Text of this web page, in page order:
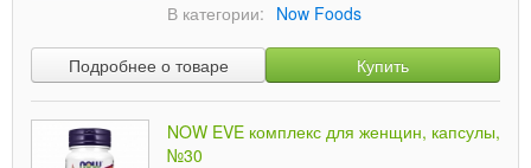
В категории: Now Foods
Подробнее о товаре Купить
NOW EVE комплекс для женщин, капсулы,
№30